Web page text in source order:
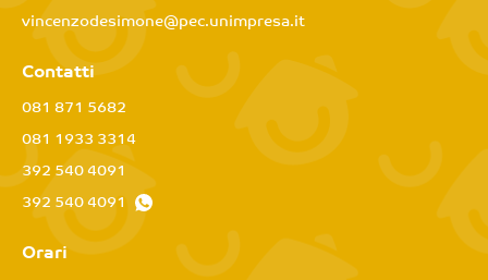
vincenzodesimone@pec.unimpresa.it
Contatti
081 871 5682
081 1933 3314
392 540 4091
392 540 4091
Orari